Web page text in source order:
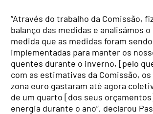
“Através do trabalho da Comissão,
balanço das medidas e analisámos
medida que as medidas foram sendo
implementadas para manter os
quentes durante o inverno, [pelo
com as estimativas da Comissão,
zona euro gastaram até agora
de um quarto [dos seus
energia durante o ano”, declarou